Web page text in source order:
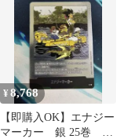
ンワールド
¥8,768
【即購入OK】エナジー
マーカー 銀 25巻 E-